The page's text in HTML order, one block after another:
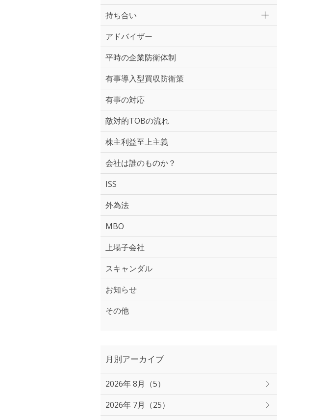
持ち合い
アドバイザー
平時の企業防衛体制
有事導入型買収防衛策
有事の対応
敵対的TOBの流れ
株主利益至上主義
会社は誰のものか？
ISS
外為法
MBO
上場子会社
スキャンダル
お知らせ
その他
月別アーカイブ
2026年 8月（5）
2026年 7月（25）